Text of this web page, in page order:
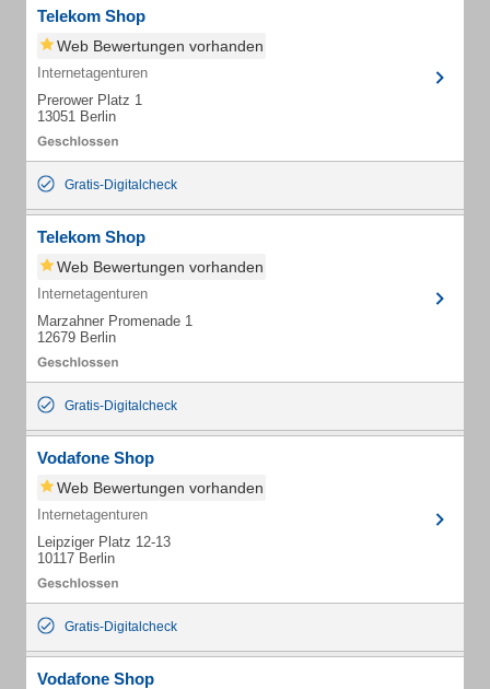
Telekom Shop
Web Bewertungen vorhanden
Internetagenturen
Prerower Platz 1
13051 Berlin
Gratis-Digitalcheck
Telekom Shop
Web Bewertungen vorhanden
Internetagenturen
Marzahner Promenade 1
12679 Berlin
Gratis-Digitalcheck
Vodafone Shop
Web Bewertungen vorhanden
Internetagenturen
Leipziger Platz 12-13
10117 Berlin
Gratis-Digitalcheck
Vodafone Shop